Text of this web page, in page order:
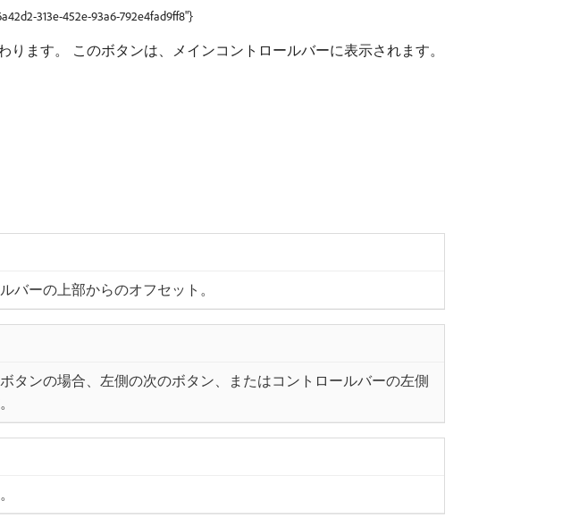
313e-452e-93a6-792e4fad9ff8"}
ます。 このボタンは、メインコントロールバーに表示されます。
バーの上部からのオフセット。
タンの場合、左側の次のボタン、またはコントロールバーの左側